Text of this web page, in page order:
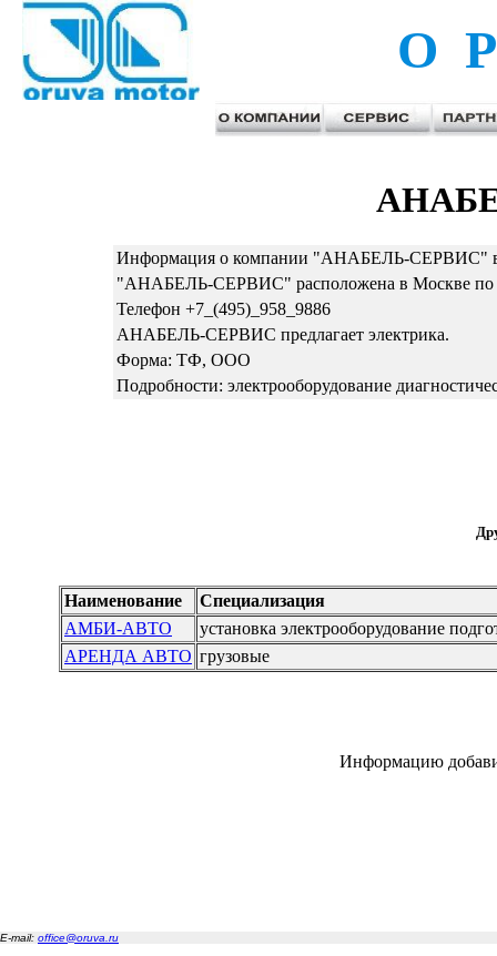
О
Информация о компании "АНАБЕЛЬ-СЕРВИС" в
"АНАБЕЛЬ-СЕРВИС" расположена в Москве по
Телефон +7_(495)_958_9886
АНАБЕЛЬ-СЕРВИС предлагает электрика.
Форма: ТФ, ООО
Подробности: электрооборудование
Наименование
Специализация
АМБИ-АВТО
установка электрооборудование
АРЕНДА АВТО грузовые
Информацию
E-mail: office@oruva.ru